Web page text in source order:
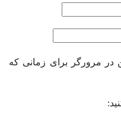
در مرورگر برای زمانی که